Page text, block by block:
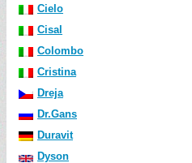
Cielo
Cisal
Colombo
Cristina
Dreja
Dr.Gans
Duravit
Dyson